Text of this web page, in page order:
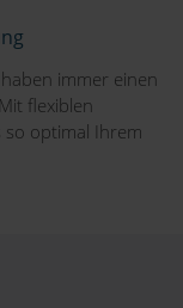
immer einen
flexiblen
so optimal Ihrem